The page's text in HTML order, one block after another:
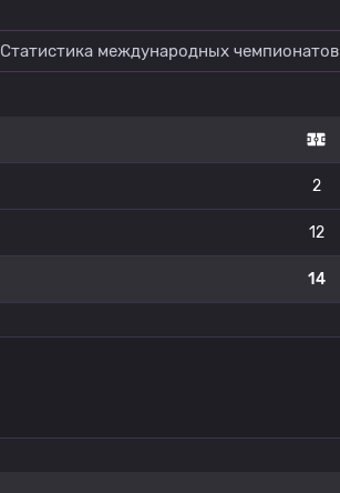
Статистика международных чемпионатов
2
12
14